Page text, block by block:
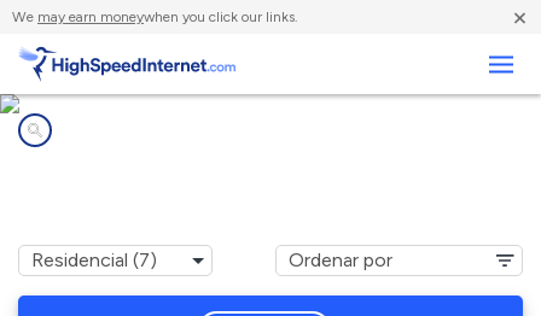
We may earn moneywhen you click our links. ×